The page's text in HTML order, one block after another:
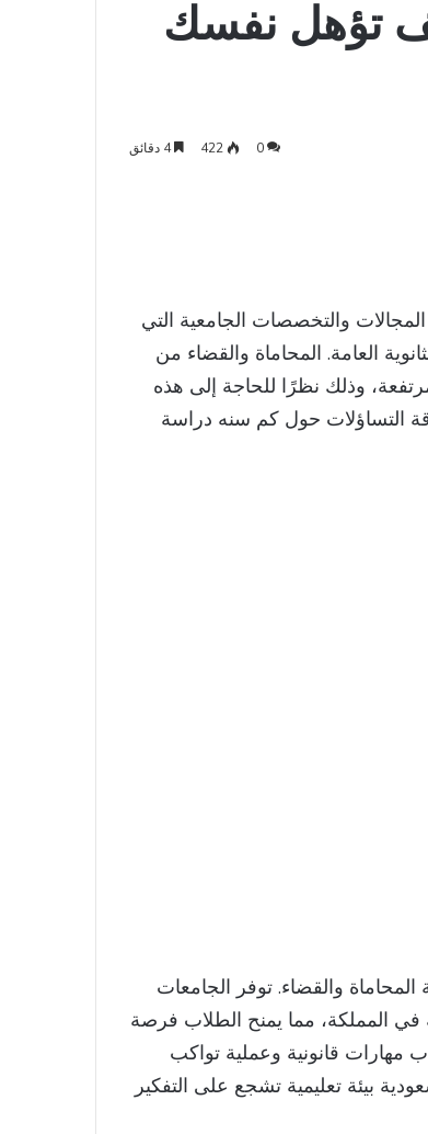
تؤهل نفسك
0
422 4 دقائق
والتخصصات الجامعية التي
العامة. المحاماة والقضاء من
وذلك نظرًا للحاجة إلى هذه
التساؤلات حول كم سنه دراسة
والقضاء. توفر الجامعات
في المملكة، مما يمنح الطلاب فرصة
مهارات قانونية وعملية تواكب
بيئة تعليمية تشجع على التفكير